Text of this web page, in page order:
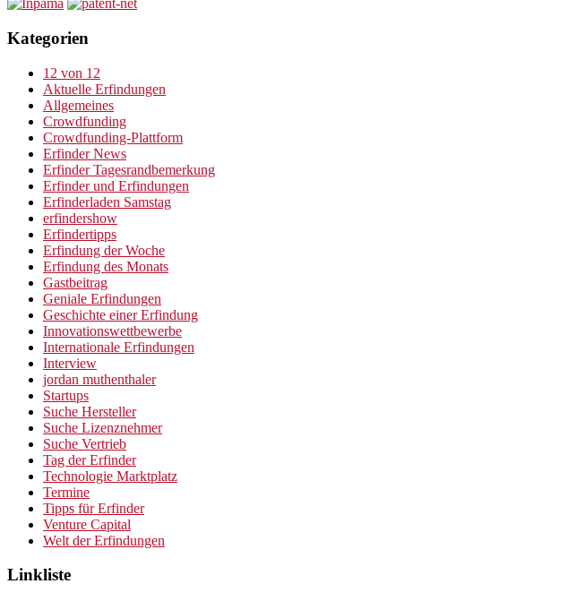
Kategorien
12 von 12
Aktuelle Erfindungen
Allgemeines
Crowdfunding
Crowdfunding-Plattform
Erfinder News
Erfinder Tagesrandbemerkung
Erfinder und Erfindungen
Erfinderladen Samstag
erfindershow
Erfindertipps
Erfindung der Woche
Erfindung des Monats
Gastbeitrag
Geniale Erfindungen
Geschichte einer Erfindung
Innovationswettbewerbe
Internationale Erfindungen
Interview
jordan muthenthaler
Startups
Suche Hersteller
Suche Lizenznehmer
Suche Vertrieb
Tag der Erfinder
Technologie Marktplatz
Termine
Tipps für Erfinder
Venture Capital
Welt der Erfindungen
Linkliste